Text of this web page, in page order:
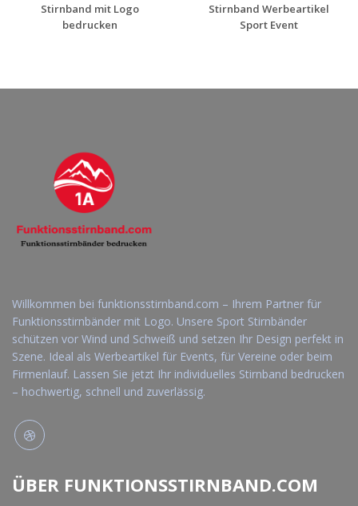
Stirnband mit Logo
bedrucken
Stirnband Werbeartikel
Sport Event
Willkommen bei funktionsstirnband.com – Ihrem Partner für
Funktionsstirnbänder mit Logo. Unsere Sport Stirnbänder
schützen vor Wind und Schweiß und setzen Ihr Design perfekt in
Szene. Ideal als Werbeartikel für Events, für Vereine oder beim
Firmenlauf. Lassen Sie jetzt Ihr individuelles Stirnband bedrucken
– hochwertig, schnell und zuverlässig.
ÜBER FUNKTIONSSTIRNBAND.COM